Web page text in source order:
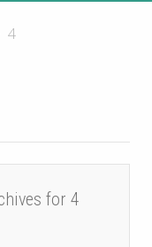
4
for 4